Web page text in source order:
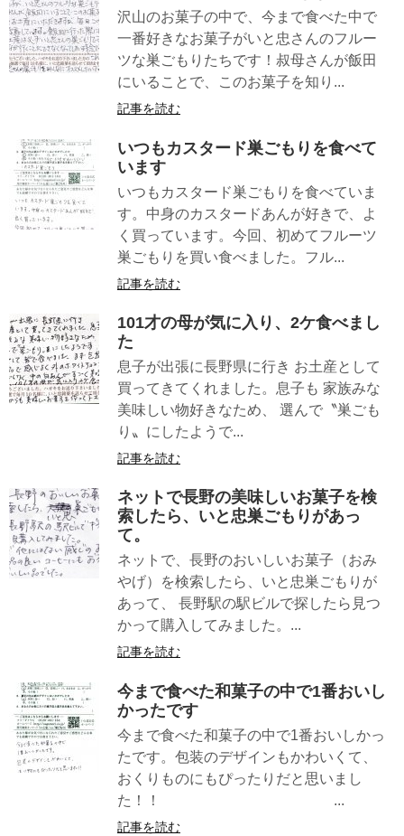
沢山のお菓子の中で、今まで食べた中で
一番好きなお菓子がいと忠さんのフルー
ツな巣ごもりたちです！叔母さんが飯田
にいることで、このお菓子を知り...
記事を読む
いつもカスタード巣ごもりを食べて
います
いつもカスタード巣ごもりを食べていま
す。中身のカスタードあんが好きで、よ
く買っています。今回、初めてフルーツ
巣ごもりを買い食べました。フル...
記事を読む
101才の母が気に入り、2ケ食べまし
た
息子が出張に長野県に行き お土産として
買ってきてくれました。息子も 家族みな
美味しい物好きなため、 選んで〝巣ごも
り〟にしたようで...
記事を読む
ネットで長野の美味しいお菓子を検
索したら、いと忠巣ごもりがあっ
て。
ネットで、長野のおいしいお菓子（おみ
やげ）を検索したら、いと忠巣ごもりが
あって、 長野駅の駅ビルで探したら見つ
かって購入してみました。...
記事を読む
今まで食べた和菓子の中で1番おいし
かったです
今まで食べた和菓子の中で1番おいしかっ
たです。包装のデザインもかわいくて、
おくりものにもぴったりだと思いまし
た！！ ...
記事を読む